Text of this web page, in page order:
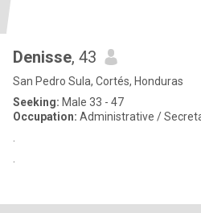
Denisse, 43
San Pedro Sula, Cortés, Honduras
Seeking: Male 33 - 47
Occupation: Administrative /